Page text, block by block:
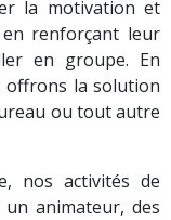
la motivation et
renforçant leur
en groupe. En
offrons la solution
ou tout autre
nos activités de
un animateur, des